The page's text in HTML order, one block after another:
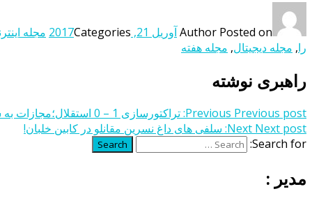
Author Posted on آوریل 21, 2017 Categories مجله
را, مجله دیجیتال, مجله هفته
راهبری نوشته
Previous Previous post:
تراکتورسازی 1 – 0 استقلال؛مجازات به سبک قلعه نویی
Next Next post:
سلفی های داغ نسرین مقانلو در کابین خلبان!
Search for:
Search
مدیر :